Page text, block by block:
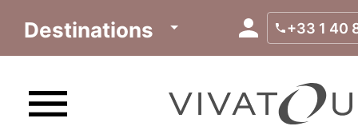
+33 1 40
Destinations